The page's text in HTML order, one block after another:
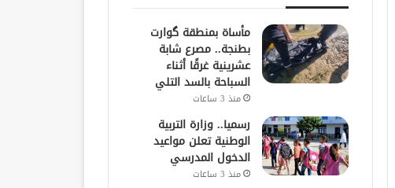
مأساة بمنطقة گوارت
بطنجة.. مصرع شابة
عشرينية غرقًا أثناء
السباحة بالسد التلي
منذ 3 ساعات
رسميا.. وزارة التربية
الوطنية تعلن مواعيد
الدخول المدرسي
منذ 3 ساعات